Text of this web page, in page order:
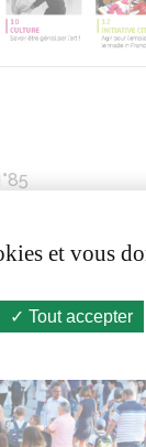
et vous
Tout accepter